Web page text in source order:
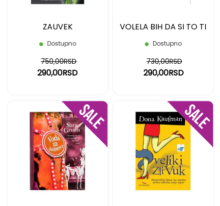
ZAUVEK
Dostupno
290,00RSD
750,00RSD
VOLELA BIH DA SI TO TI
Dostupno
290,00RSD
730,00RSD
DODAJ
NA
NA